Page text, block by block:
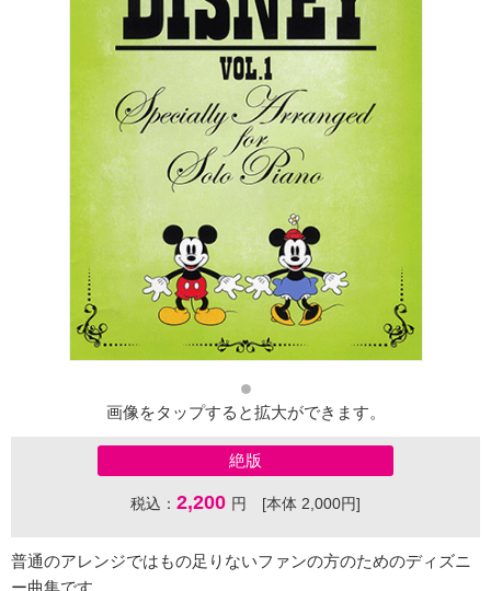
画像をタップすると拡大ができます。
絶版
税込： 2,200 円 [本体 2,000円]
普通のアレンジではもの足りないファンの方のためのディズニ
ー曲集です。